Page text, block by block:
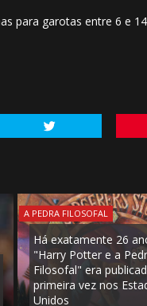
para garotas entre 6 e
A PEDRA FILOSOFAL
Há exatamente 26
"Harry Potter e a
Filosofal" era
primeira vez nos
Unidos